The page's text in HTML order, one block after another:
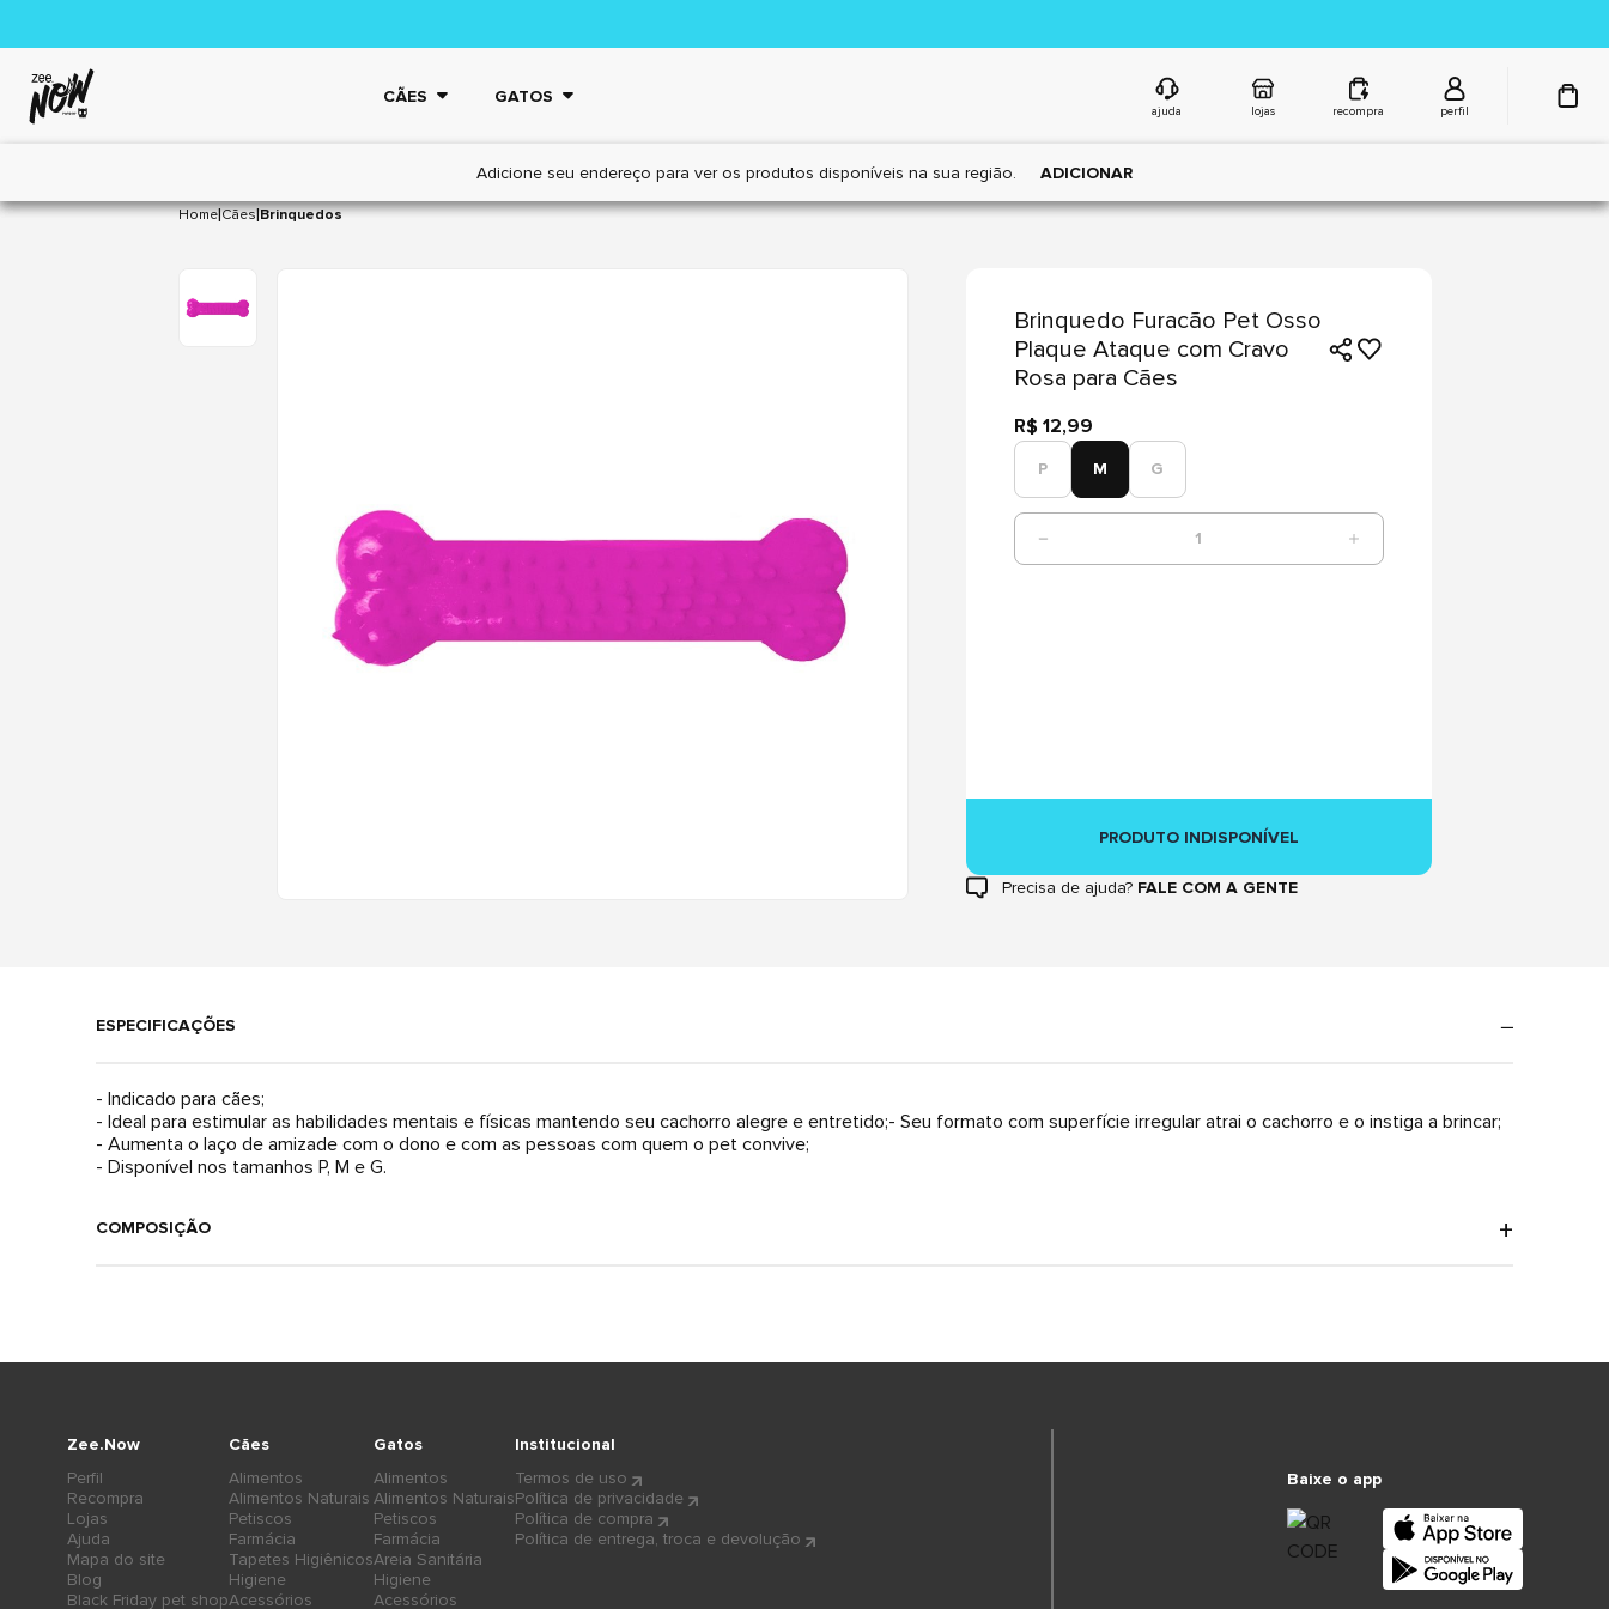
CÃES GATOS
ajuda lojas recompra perfil
Adicione seu endereço para ver os produtos disponíveis na sua região. ADICIONAR
Home|Cães|Brinquedos
Brinquedo Furacão Pet Osso
Plaque Ataque com Cravo
Rosa para Cães
R$ 12,99
P M G
1
PRODUTO INDISPONÍVEL
Precisa de ajuda? FALE COM A GENTE
ESPECIFICAÇÕES
- Indicado para cães;
- Ideal para estimular as habilidades mentais e físicas mantendo seu cachorro alegre e entretido;- Seu formato com superfície irregular atrai o cachorro e o instiga a brincar;
- Aumenta o laço de amizade com o dono e com as pessoas com quem o pet convive;
- Disponível nos tamanhos P, M e G.
COMPOSIÇÃO
Cães
Alimentos
Alimentos Naturais
Petiscos
Farmácia
Tapetes Higiênicos
Higiene
Acessórios
Gatos
Alimentos
Alimentos Naturais
Petiscos
Farmácia
Areia Sanitária
Higiene
Acessórios
Zee.Now
Perfil
Recompra
Lojas
Ajuda
Mapa do site
Blog
Black Friday pet shop
Institucional
Termos de uso
Política de privacidade
Política de compra
Política de entrega, troca e devolução
Baixe o app